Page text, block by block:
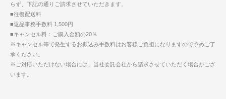
らず、下記の通りご請求させていただきます。
■往復配送料
■返品事務手数料 1,500円
■キャンセル料：ご購入金額の20％
※キャンセル等で発生するお振込み手数料はお客様ご負担になりますので予めご了
承ください。
※ご対応いただけない場合には、当社委託会社から請求させていただく場合がござ
います。